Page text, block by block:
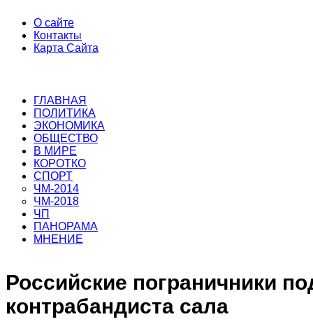
О сайте
Контакты
Карта Сайта
ГЛАВНАЯ
ПОЛИТИКА
ЭКОНОМИКА
ОБЩЕСТВО
В МИРЕ
КОРОТКО
СПОРТ
ЧМ-2014
ЧМ-2018
ЧП
ПАНОРАМА
МНЕНИЕ
Российские пограничники
контрабандиста сала